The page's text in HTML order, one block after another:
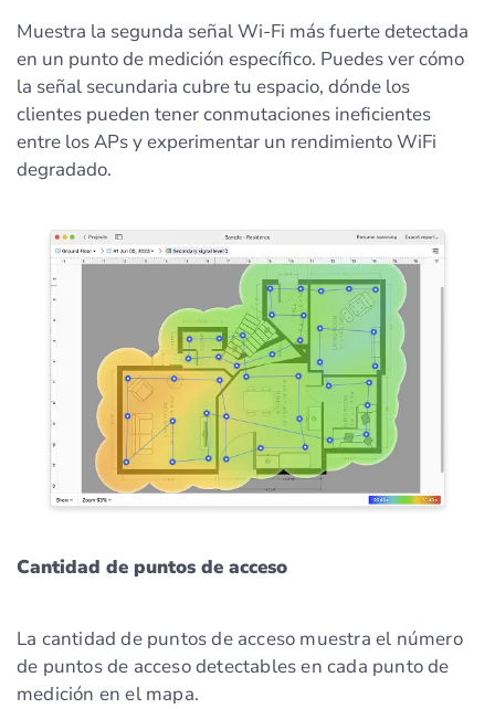
Muestra la segunda señal Wi-Fi más fuerte detectada
en un punto de medición específico. Puedes ver cómo
la señal secundaria cubre tu espacio, dónde los
clientes pueden tener conmutaciones ineficientes
entre los APs y experimentar un rendimiento WiFi
degradado.
Cantidad de puntos de acceso
La cantidad de puntos de acceso muestra el número
de puntos de acceso detectables en cada punto de
medición en el mapa.